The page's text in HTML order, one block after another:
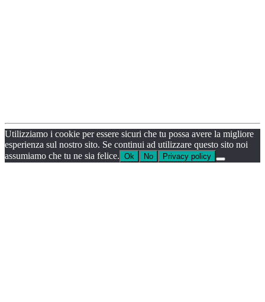
Utilizziamo i cookie per essere sicuri che tu possa avere la migliore
esperienza sul nostro sito. Se continui ad utilizzare questo sito noi
assumiamo che tu ne sia felice. Ok No Privacy policy